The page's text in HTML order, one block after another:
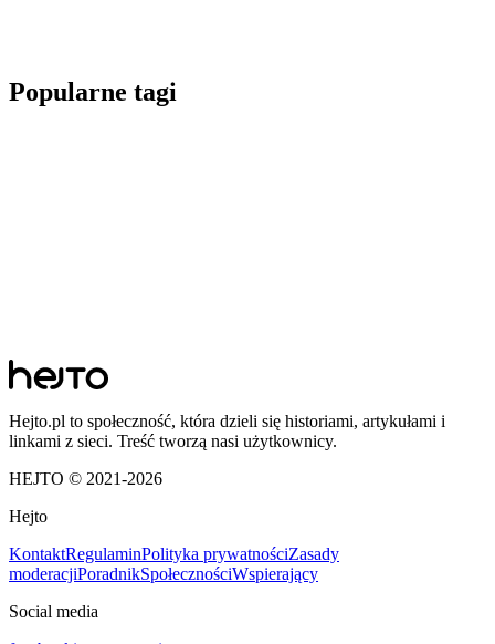
Popularne tagi
Hejto.pl to społeczność, która dzieli się historiami, artykułami i
linkami z sieci. Treść tworzą nasi użytkownicy.
HEJTO © 2021-2026
Hejto
KontaktRegulaminPolityka prywatnościZasady
moderacjiPoradnikSpołecznościWspierający
Social media